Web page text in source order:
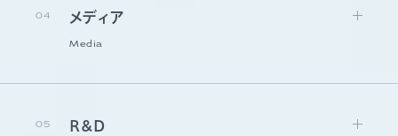
04 メディア
Media
05 R&D